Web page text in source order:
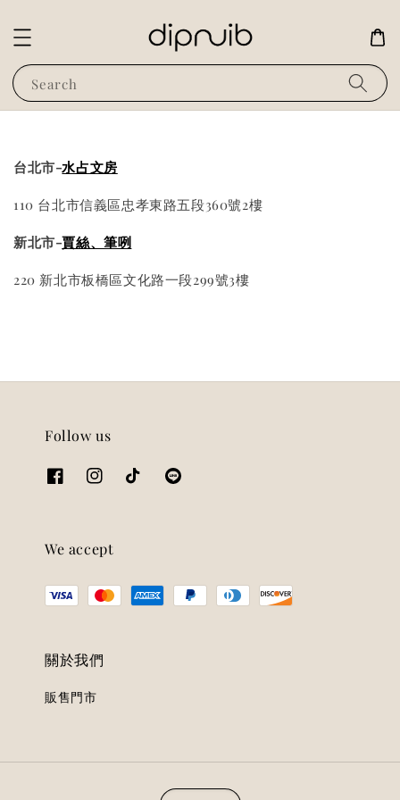
Search
台北市-水占文房
110 台北市信義區忠孝東路五段360號2樓
新北市-賈絲、筆咧
220 新北市板橋區文化路一段299號3樓
Follow us
We accept
關於我們
販售門市